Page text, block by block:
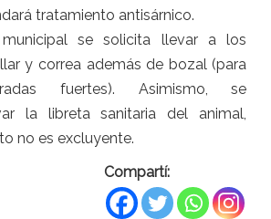
tratamiento antisárnico.
se solicita llevar a los
y correa además de bozal (para
fuertes). Asimismo, se
la libreta sanitaria del animal,
no es excluyente.
Compartí: